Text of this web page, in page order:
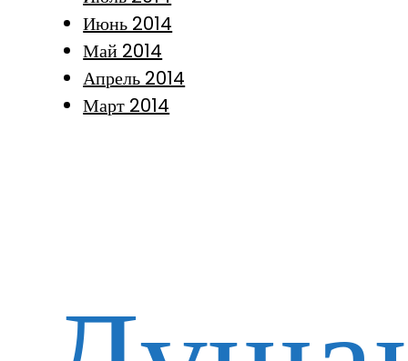
Июнь 2014
Май 2014
Апрель 2014
Март 2014